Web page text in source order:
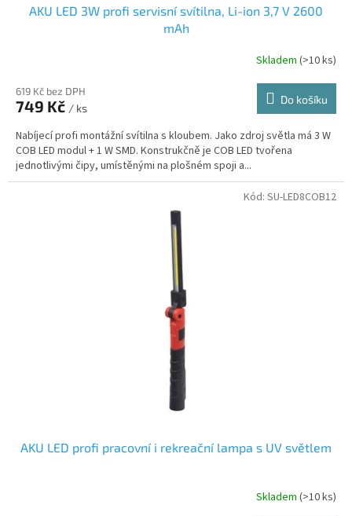
AKU LED 3W profi servisní svítilna, Li-ion 3,7 V 2600
mAh
Skladem (>10 ks)
619 Kč bez DPH
749 Kč / ks
Do košíku
Nabíjecí profi montážní svítilna s kloubem. Jako zdroj světla má 3 W
COB LED modul + 1 W SMD. Konstrukčně je COB LED tvořena
jednotlivými čipy, umístěnými na plošném spoji a...
AKU LED profi pracovní i rekreační lampa s UV světlem
Skladem (>10 ks)
Kód: SU-LED8COB12